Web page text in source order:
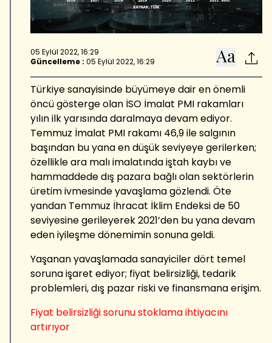
05 Eylül 2022, 16:29
Güncelleme : 05 Eylül 2022, 16:29
Türkiye sanayisinde büyümeye dair en önemli
öncü gösterge olan İSO İmalat PMI rakamları
yılın ilk yarısında daralmaya devam ediyor.
Temmuz İmalat PMI rakamı 46,9 ile salgının
başından bu yana en düşük seviyeye gerilerken;
özellikle ara malı imalatında iştah kaybı ve
hammaddede dış pazara bağlı olan sektörlerin
üretim ivmesinde yavaşlama gözlendi. Öte
yandan Temmuz İhracat İklim Endeksi de 50
seviyesine gerileyerek 2021’den bu yana devam
eden iyileşme dönemimin sonuna geldi.
Yaşanan yavaşlamada sanayiciler dört temel
soruna işaret ediyor; fiyat belirsizliği, tedarik
problemleri, dış pazar riski ve finansmana erişim.
Fiyat belirsizliği sorunu stoklama ihtiyacını
artırıyor